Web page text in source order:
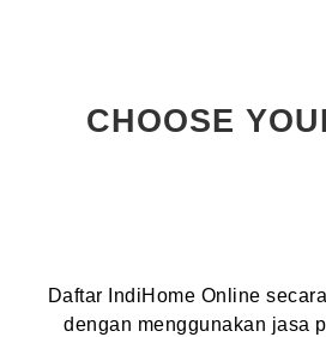
CHOOSE
Daftar IndiHome Online
dengan menggunakan jasa